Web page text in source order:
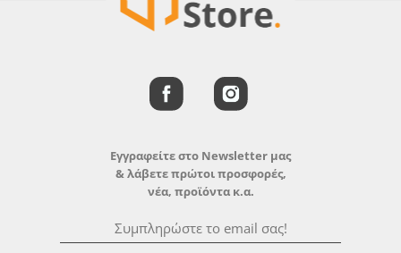
Εγγραφείτε στο Newsletter μας
& λάβετε πρώτοι προσφορές,
νέα, προϊόντα κ.α.